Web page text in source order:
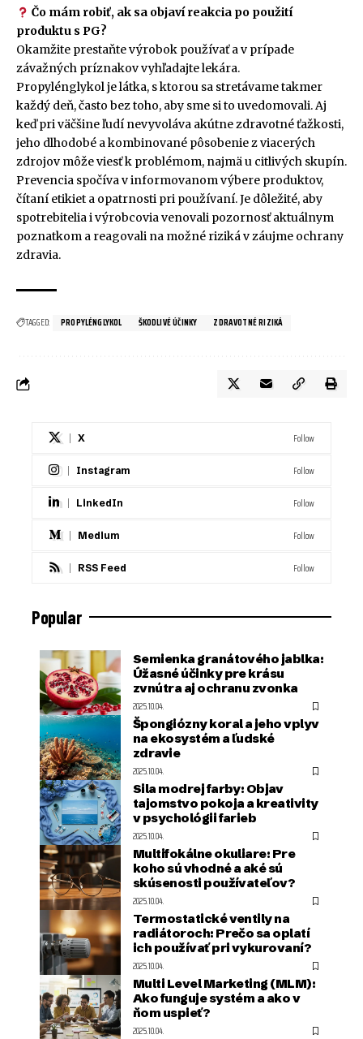
Čo mám robiť, ak sa objaví reakcia po použití
produktu s PG?
Okamžite prestaňte výrobok používať a v prípade
závažných príznakov vyhľadajte lekára.
Propylénglykol je látka, s ktorou sa stretávame takmer
každý deň, často bez toho, aby sme si to uvedomovali. Aj
keď pri väčšine ľudí nevyvoláva akútne zdravotné ťažkosti,
jeho dlhodobé a kombinované pôsobenie z viacerých
zdrojov môže viesť k problémom, najmä u citlivých skupín.
Prevencia spočíva v informovanom výbere produktov,
čítaní etikiet a opatrnosti pri používaní. Je dôležité, aby
spotrebitelia i výrobcovia venovali pozornosť aktuálnym
poznatkom a reagovali na možné riziká v záujme ochrany
zdravia.
TAGGED: PROPYLÉNGLYKOL ŠKODLIVÉ ÚČINKY ZDRAVOTNÉ RIZIKÁ
X Follow
Instagram Follow
LinkedIn Follow
Medium Follow
RSS Feed Follow
Popular
Semienka granátového jablka:
Úžasné účinky pre krásu
zvnútra aj ochranu zvonka
2025.10.04.
Špongiózny koral a jeho vplyv
na ekosystém a ľudské
zdravie
2025.10.04.
Sila modrej farby: Objav
tajomstvo pokoja a kreativity
v psychológii farieb
2025.10.04.
Multifokálne okuliare: Pre
koho sú vhodné a aké sú
skúsenosti používateľov?
2025.10.04.
Termostatické ventily na
radiátoroch: Prečo sa oplatí
ich používať pri vykurovaní?
2025.10.04.
Multi Level Marketing (MLM):
Ako funguje systém a ako v
ňom uspieť?
2025.10.04.